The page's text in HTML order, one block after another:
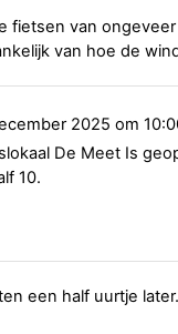
fietsen van
van hoe de
2025 om
De Meet Is
10.
een half uurtje